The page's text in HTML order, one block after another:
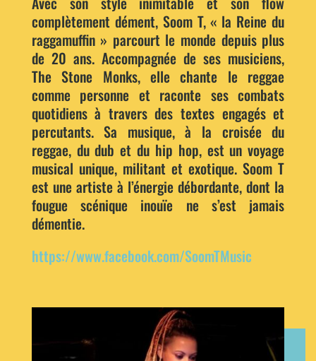
complètement dément, Soom T, « la Reine du
raggamuffin » parcourt le monde depuis plus
de 20 ans. Accompagnée de ses musiciens,
The Stone Monks, elle chante le reggae
comme personne et raconte ses combats
quotidiens à travers des textes engagés et
percutants. Sa musique, à la croisée du
reggae, du dub et du hip hop, est un voyage
musical unique, militant et exotique. Soom T
est une artiste à l’énergie débordante, dont la
fougue scénique inouïe ne s’est jamais
démentie.
https://www.facebook.com/SoomTMusic